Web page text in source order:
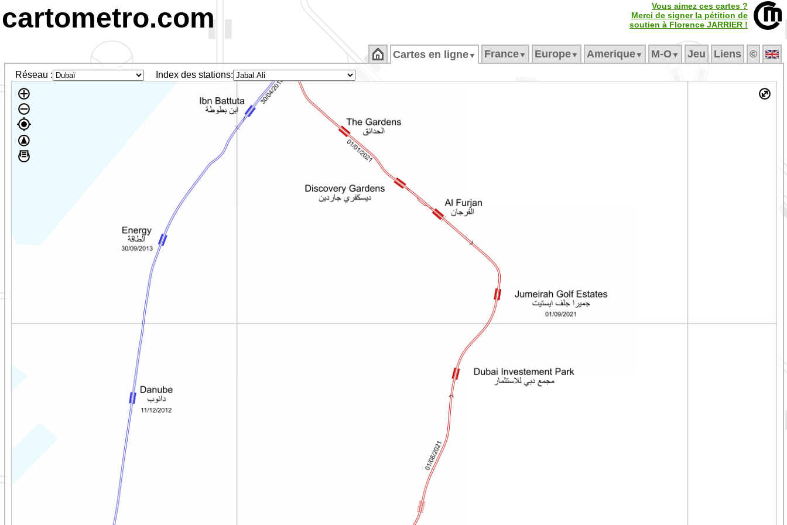
cartometro.com
Vous aimez ces cartes ?
Merci de signer la pétition de
soutien à Florence JARRIER !
Cartes en ligne ▼ France ▼ Europe ▼ Amerique ▼ M‑O ▼ Jeu Liens ©
Réseau : Index des stations: